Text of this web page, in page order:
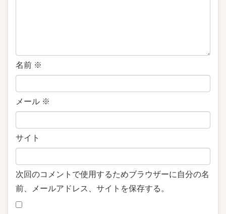
名前 ※
メール ※
サイト
次回のコメントで使用するためブラウザーに自分の名
前、メールアドレス、サイトを保存する。